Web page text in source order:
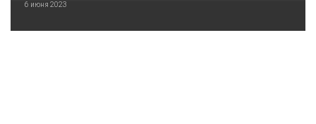
6 июня 2023